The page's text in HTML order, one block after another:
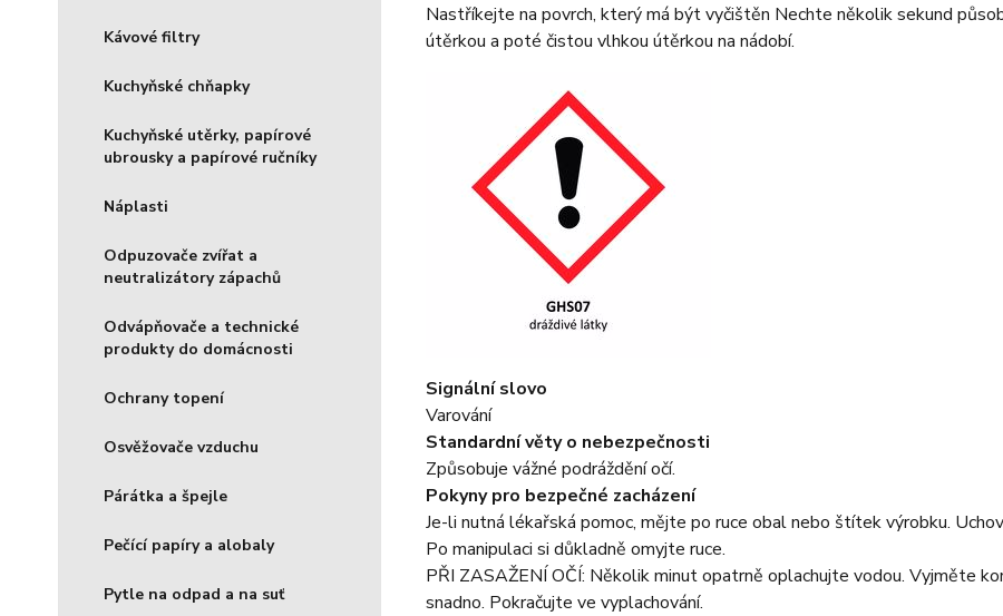
Kávové filtry
Kuchyňské chňapky
Kuchyňské utěrky, papírové
ubrousky a papírové ručníky
Náplasti
Odpuzovače zvířat a
neutralizátory zápachů
Odvápňovače a technické
produkty do domácnosti
Ochrany topení
Osvěžovače vzduchu
Párátka a špejle
Pečící papíry a alobaly
Pytle na odpad a na suť
Nastříkejte na povrch, který má být vyčištěn Nechte několik sekund
útěrkou a poté čistou vlhkou útěrkou na nádobí.
Signální slovo
Varování
Standardní věty o nebezpečnosti
Způsobuje vážné podráždění očí.
Pokyny pro bezpečné zacházení
Je-li nutná lékařská pomoc, mějte po ruce obal nebo štítek výrobku.
Po manipulaci si důkladně omyjte ruce.
PŘI ZASAŽENÍ OČÍ: Několik minut opatrně oplachujte vodou. Vyjměte
snadno. Pokračujte ve vyplachování.